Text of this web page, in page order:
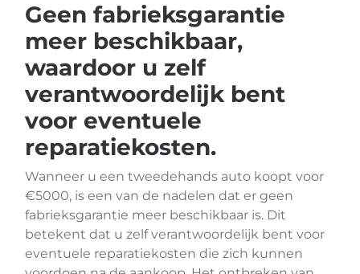
Geen fabrieksgarantie
meer beschikbaar,
waardoor u zelf
verantwoordelijk bent
voor eventuele
reparatiekosten.
Wanneer u een tweedehands auto koopt voor
€5000, is een van de nadelen dat er geen
fabrieksgarantie meer beschikbaar is. Dit
betekent dat u zelf verantwoordelijk bent voor
eventuele reparatiekosten die zich kunnen